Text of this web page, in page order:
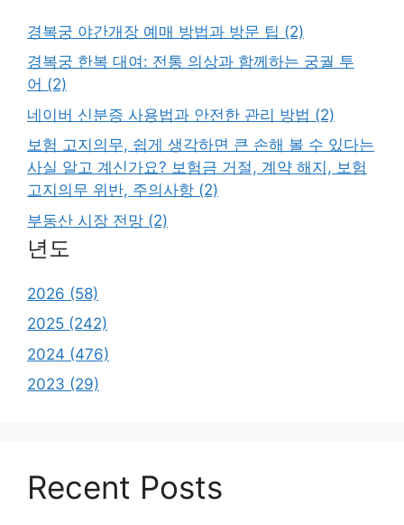
경복궁 야간개장 예매 방법과 방문 팁 (2)
경복궁 한복 대여: 전통 의상과 함께하는 궁궐 투
어 (2)
네이버 신분증 사용법과 안전한 관리 방법 (2)
보험 고지의무, 쉽게 생각하면 큰 손해 볼 수 있다는
사실 알고 계신가요? 보험금 거절, 계약 해지, 보험
고지의무 위반, 주의사항 (2)
부동산 시장 전망 (2)
년도
2026 (58)
2025 (242)
2024 (476)
2023 (29)
Recent Posts